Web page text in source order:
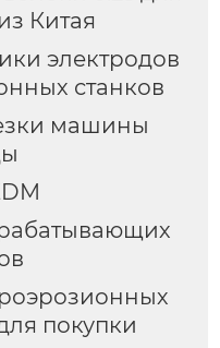
Китая
электродов
станков
машины
покупки